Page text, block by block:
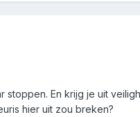
En krijg je uit
hier uit zou breken?